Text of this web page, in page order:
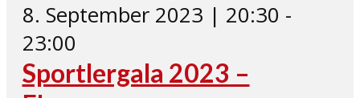
8. September 2023 | 20:30 -
23:00
Sportlergala 2023 –